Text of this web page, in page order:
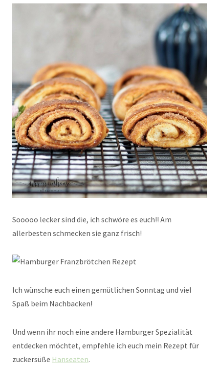
Sooooo lecker sind die, ich schwöre es euch!! Am
allerbesten schmecken sie ganz frisch!
Ich wünsche euch einen gemütlichen Sonntag und viel
Spaß beim Nachbacken!
Und wenn ihr noch eine andere Hamburger Spezialität
entdecken möchtet, empfehle ich euch mein Rezept für
zuckersüße Hanseaten.